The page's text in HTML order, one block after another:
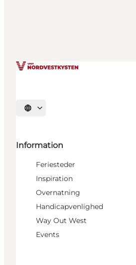
Vælg sprog
Information
Feriesteder
Inspiration
Overnatning
Handicapvenlighed
Way Out West
Events